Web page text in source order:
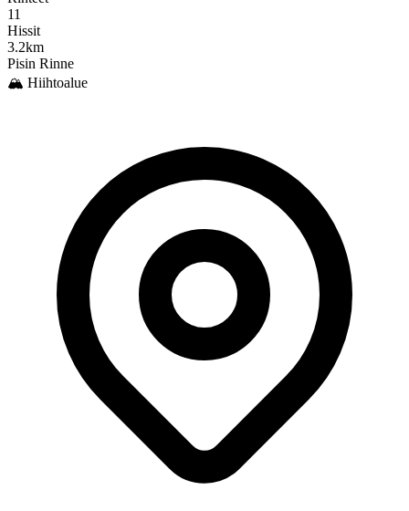
11
Hissit
3.2km
Pisin Rinne
🏔️ Hiihtoalue